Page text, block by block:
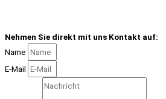
Nehmen Sie direkt mit uns Kontakt auf:
Name
E-Mail